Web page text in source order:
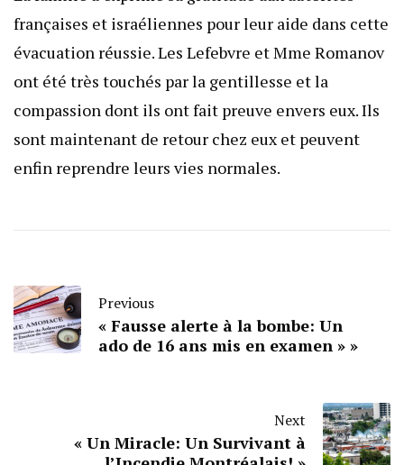
françaises et israéliennes pour leur aide dans cette
évacuation réussie. Les Lefebvre et Mme Romanov
ont été très touchés par la gentillesse et la
compassion dont ils ont fait preuve envers eux. Ils
sont maintenant de retour chez eux et peuvent
enfin reprendre leurs vies normales.
Previous
« Fausse alerte à la bombe: Un
ado de 16 ans mis en examen » »
Next
« Un Miracle: Un Survivant à